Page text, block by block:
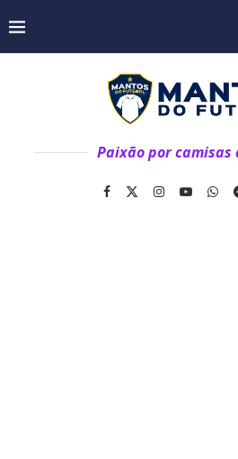
Paixão por camisas